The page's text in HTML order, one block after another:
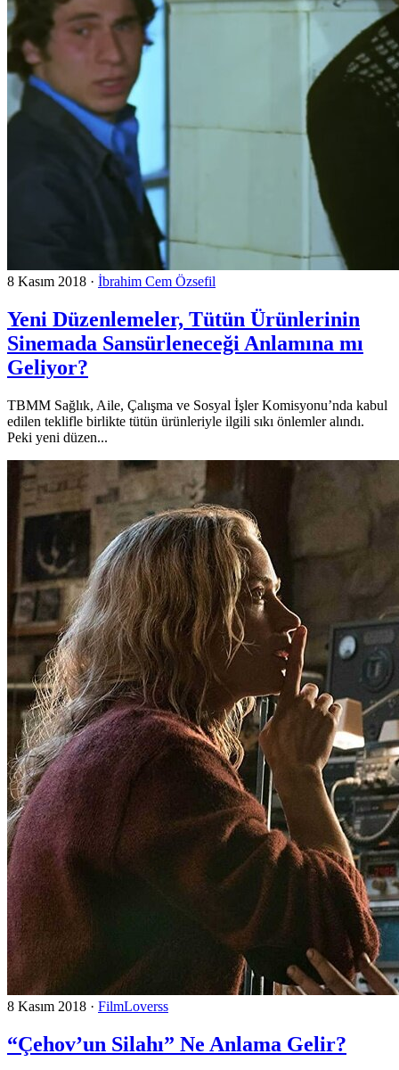
8 Kasım 2018 · İbrahim Cem Özsefil
Yeni Düzenlemeler, Tütün Ürünlerinin
Sinemada Sansürleneceği Anlamına mı
Geliyor?
TBMM Sağlık, Aile, Çalışma ve Sosyal İşler Komisyonu’nda kabul
edilen teklifle birlikte tütün ürünleriyle ilgili sıkı önlemler alındı.
Peki yeni düzen...
8 Kasım 2018 · FilmLoverss
“Çehov’un Silahı” Ne Anlama Gelir?